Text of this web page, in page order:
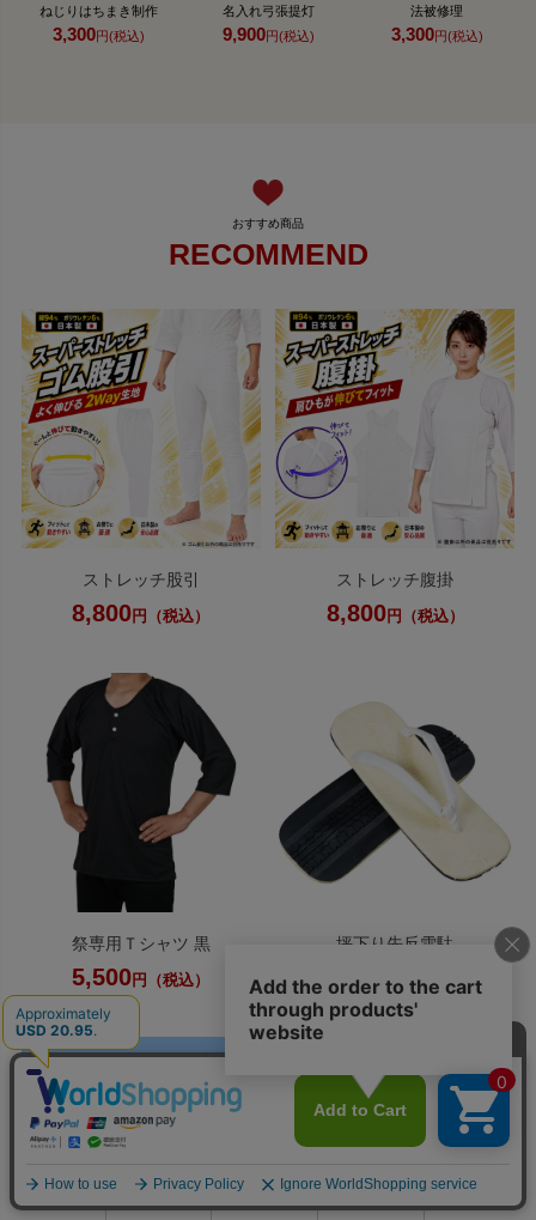
ねじりはちまき制作
3,300円(税込)
名入れ弓張提灯
9,900円(税込)
法被修理
3,300円(税込)
RECOMMEND
ストレッチ股引
8,800 円（税込）
ストレッチ腹掛
8,800円（税込）
祭専用Ｔシャツ 黒
5,500 円（税込）
坪下り先反雪駄
3,960円（税込）
会員ページ 店舗案内